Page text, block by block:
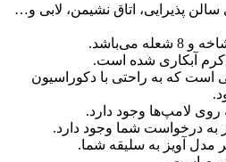
پذیرایی، اتاق نشیمن، لابی و…
آبکاری شده است.
است که به راحتی با دکوراسیون
روی لامپ‌ها وجود دارد.
به درخواست شما وجود دارد.
مدل آویز به سلیقه شما.